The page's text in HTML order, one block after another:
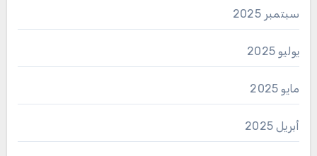
سبتمبر 2025
يوليو 2025
مايو 2025
أبريل 2025